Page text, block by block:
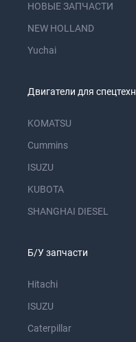
НОВЫЕ ЗАПЧАСТИ
NEW HOLLAND
Yuchai
Двигатели для
KOMATSU
Cummins
ISUZU
KUBOTA
SHANGHAI DIESEL
Б/У запчасти
Hitachi
ISUZU
Caterpillar